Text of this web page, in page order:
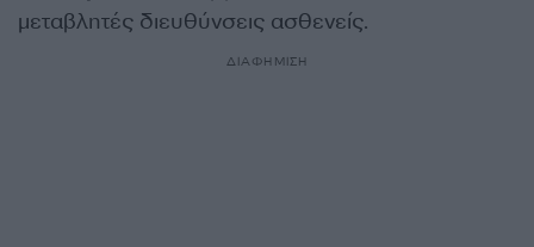
μεταβλητές διευθύνσεις ασθενείς.
ΔΙΑΦΗΜΙΣΗ